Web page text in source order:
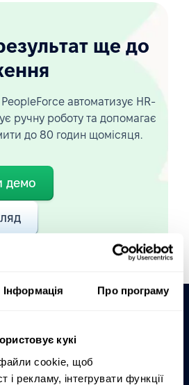
Інформація Про програму
кукі
cookie, щоб
і рекламу, інтегрувати функції
ще до
автоматизує HR-
ручну роботу та допомагає
до 80 годин щомісяця.
демо
Claude Perplexity